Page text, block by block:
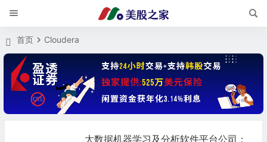
首页 Cloudera
大数据机器学习及分析软件平台公司：